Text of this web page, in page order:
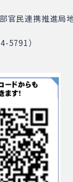
官民連携推進局
5791）